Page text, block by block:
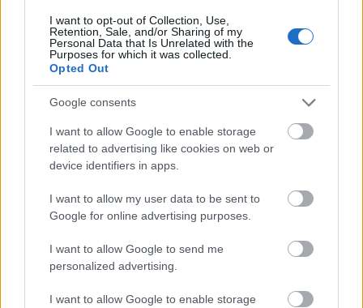
I want to opt-out of Collection, Use,
Retention, Sale, and/or Sharing of my
Personal Data that Is Unrelated with the
Purposes for which it was collected.
Opted Out
Google consents
I want to allow Google to enable storage
related to advertising like cookies on web or
device identifiers in apps.
I want to allow my user data to be sent to
Google for online advertising purposes.
I want to allow Google to send me
personalized advertising.
I want to allow Google to enable storage
M1: a hőségben is folytatódik a 160-180 fokos aszfalt
terítése a Torbágyi úton
Helyi hírek